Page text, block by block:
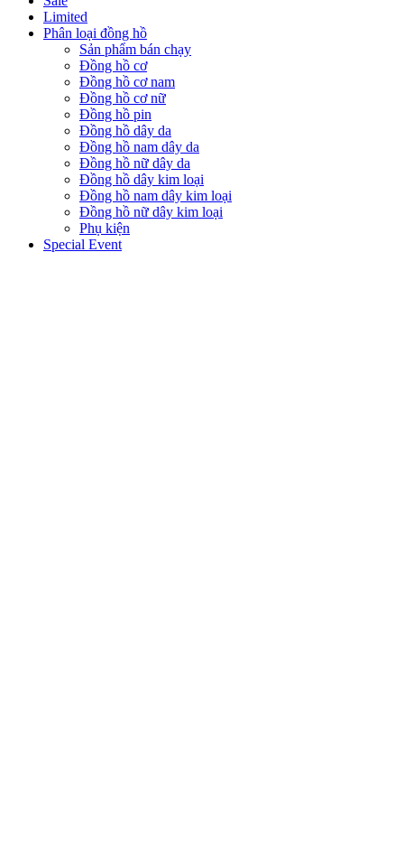
Limited
Phân loại đồng hồ
Sản phẩm bán chạy
Đồng hồ cơ
Đồng hồ cơ nam
Đồng hồ cơ nữ
Đồng hồ pin
Đồng hồ dây da
Đồng hồ nam dây da
Đồng hồ nữ dây da
Đồng hồ dây kim loại
Đồng hồ nam dây kim loại
Đồng hồ nữ dây kim loại
Phụ kiện
Special Event